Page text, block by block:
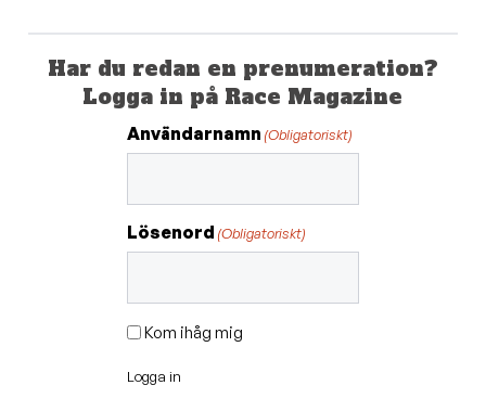
Har du redan en prenumeration?
Logga in på Race Magazine
Användarnamn (Obligatoriskt)
Lösenord (Obligatoriskt)
Kom ihåg mig
Logga in